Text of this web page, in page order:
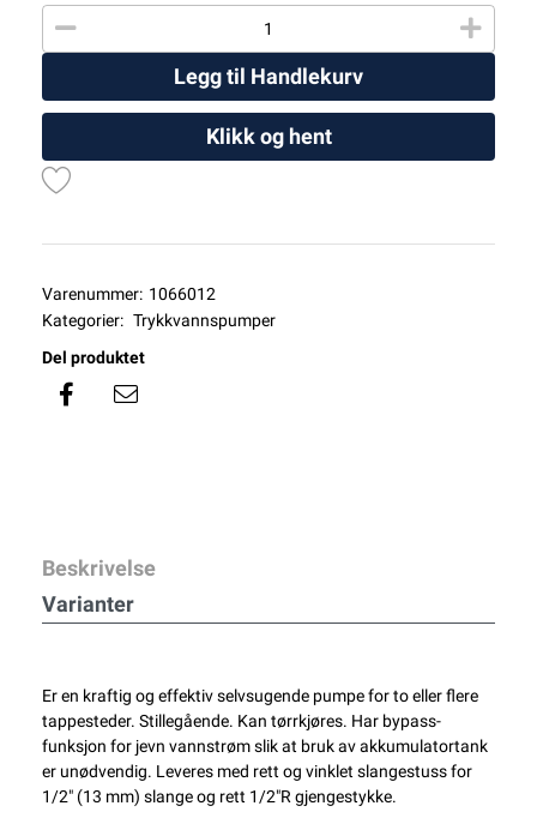
Legg til Handlekurv
Klikk og hent
Varenummer: 1066012
Kategorier: Trykkvannspumper
Del produktet
Beskrivelse
Varianter
Er en kraftig og effektiv selvsugende pumpe for to eller flere
tappesteder. Stillegående. Kan tørrkjøres. Har bypass-
funksjon for jevn vannstrøm slik at bruk av akkumulatortank
er unødvendig. Leveres med rett og vinklet slangestuss for
1/2" (13 mm) slange og rett 1/2"R gjengestykke.